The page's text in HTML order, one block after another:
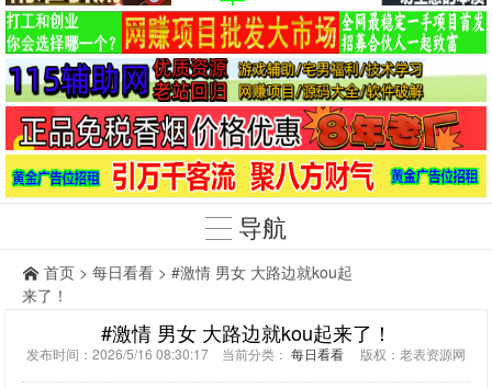
导航
首页 > 每日看看 > #激情 男女 大路边就kou起
来了！
#激情 男女 大路边就kou起来了！
发布时间：2026/5/16 08:30:17 当前分类： 每日看看 版权：老表资源网